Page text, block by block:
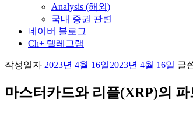
Analysis (해외)
국내 증권 관련
네이버 블로그
Ch+ 텔레그램
작성일자 2023년 4월 16일2023년 4월 16일 글
마스터카드와 리플(XRP)의